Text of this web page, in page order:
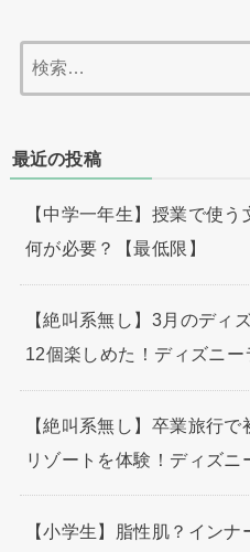
最近の投稿
【中学一年生】授業で使
何が必要？【最低限】
【絶叫系無し】3月のディ
12個楽しめた！ディズニー
【絶叫系無し】卒業旅行
リゾートを体験！ディズニ
【小学生】脂性肌？イン